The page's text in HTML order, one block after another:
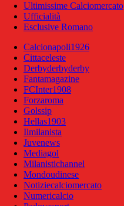
Ultimissime Calciomercato
Ufficialità
Esclusive Romano
Calcionapoli1926
Cittaceleste
Derbyderbyderby
Fantamagazine
FCInter1908
Forzaroma
Golssip
Hellas1903
Ilmilanista
Juvenews
Mediagol
Milanistichannel
Mondoudinese
Notiziecalciomercato
Numericalcio